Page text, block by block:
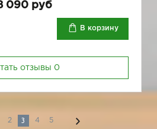
090 руб
В корзину
отзывы 0
2 3 4 5